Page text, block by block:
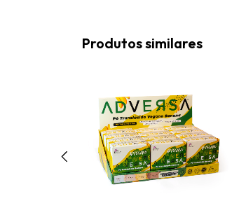
Produtos similares